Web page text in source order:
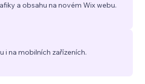
a obsahu na novém Wix webu.
i na mobilních zařízeních.